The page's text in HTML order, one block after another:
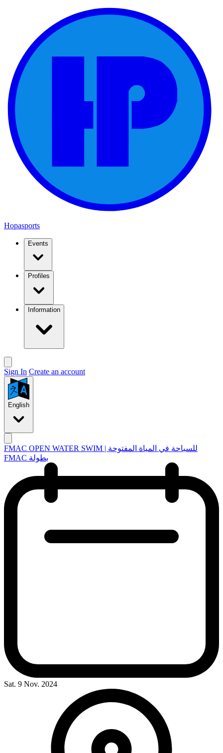
Hopasports
Events
Profiles
Information
Sign In Create an account
English
FMAC OPEN WATER SWIM | للسباحة في المياة المفتوحة
FMAC بطولة
Sat. 9 Nov. 2024